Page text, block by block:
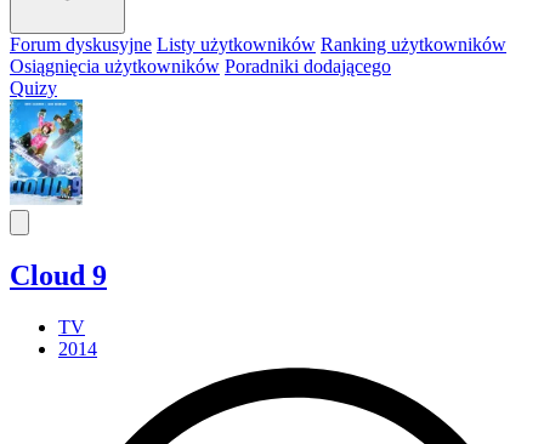
Forum dyskusyjne Listy użytkowników Ranking użytkowników
Osiągnięcia użytkowników Poradniki dodającego
Quizy
Cloud 9
TV
2014